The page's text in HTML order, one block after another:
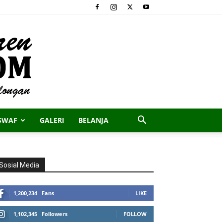
GALERI BELANJA
Media
1,200,234 Fans LIKE
1,102,345 Followers FOLLOW